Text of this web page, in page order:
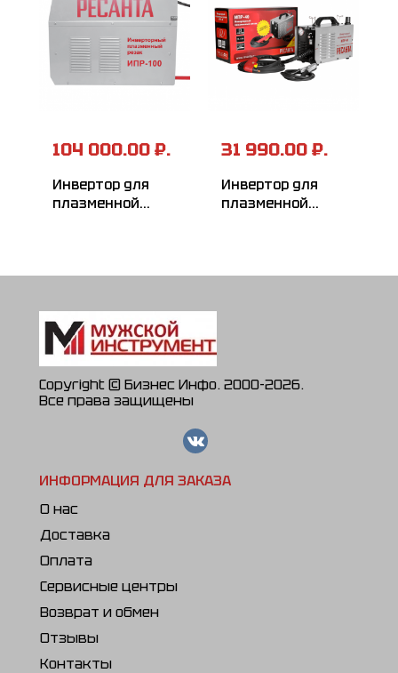
104 000.00 ₽.
Инвертор для
плазменной
31 990.00 ₽.
Инвертор для
плазменной
Copyright © Бизнес Инфо. 2000-2026.
Все права защищены
ИНФОРМАЦИЯ ДЛЯ ЗАКАЗА
О нас
Доставка
Оплата
Сервисные центры
Возврат и обмен
Отзывы
Контакты